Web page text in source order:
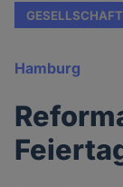
GESELLSCHAFT
Hamburg